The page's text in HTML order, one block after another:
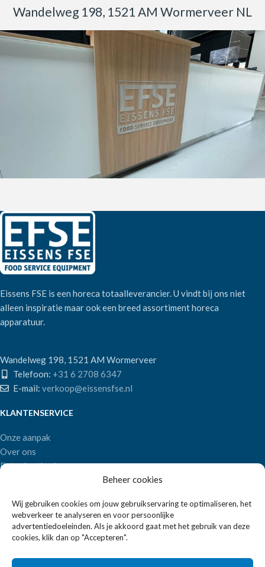
Beheer cookies
Wij gebruiken cookies om jouw gebruikservaring te optimaliseren, het
webverkeer te analyseren en voor persoonlijke
advertentiedoeleinden. Als je akkoord gaat met het gebruik van deze
cookies, klik dan op "Accepteren".
Wandelweg 198, 1521 AM Wormerveer NL
Eissens FSE is een horeca totaalleverancier. U vindt bij ons niet
alleen inspiratie maar ook een breed assortiment horeca
apparatuur.
Wandelweg 198, 1521 AM Wormerveer
Telefoon: +31 6 2708 6347
E-mail: verkoop@eissensfse.nl
KLANTENSERVICE
Onze aanpak
Over ons
Betaalmethoden
POPULAIRE MERKEN
APS Germany
Bartscher